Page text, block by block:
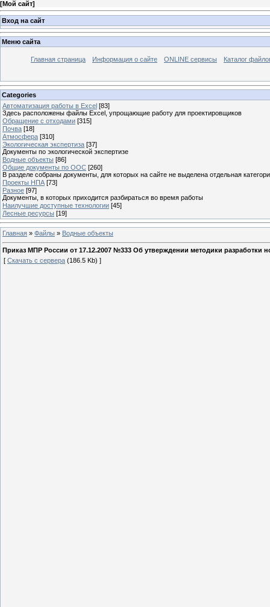
[Мой сайт]
Вход на сайт
Меню сайта
Главная страница Информация о сайте ONLINE сервисы Каталог
Categories
Автоматизация работы в Excel [83]
Здесь расположены файлы Excel, упрощающие работу для проектировщиков
Обращение с отходами [315]
Почва [18]
Атмосфера [310]
Экологическая экспертиза [37]
Документы по экологической экспертизе
Водные объекты [86]
Общие документы по ООС [260]
В разделе собраны документы, для которых на сайте не выделена отдельная
Проекты НПА [73]
Разное [97]
Документы, в которых приходится разбираться во время работы
Наилучшие доступные технологии [45]
Лесные ресурсы [19]
Главная » Файлы » Водные объекты
Приказ МПР России от 17.12.2007 №333 Об утверждении методики разработки
[ Скачать с сервера (186.5 Kb) ]